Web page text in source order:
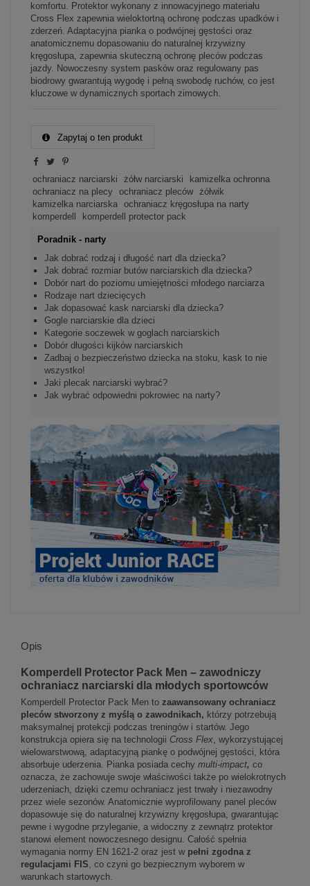
komfortu. Protektor wykonany z innowacyjnego materiału
Cross Flex zapewnia wieloktortną ochronę podczas upadków i
zderzeń. Adaptacyjna pianka o podwójnej gęstości oraz
anatomicznemu dopasowaniu do naturalnej krzywizny
kręgosłupa, zapewnia skuteczną ochronę pleców podczas
jazdy. Nowoczesny system pasków oraz regulowany pas
biodrowy gwarantują wygodę i pełną swobodę ruchów, co jest
kluczowe w dynamicznych sportach zimowych.
Zapytaj o ten produkt
ochraniacz narciarski żółw narciarski
kamizelka ochronna
ochraniacz na plecy
ochraniacz pleców
żółwik
kamizelka narciarska
ochraniacz kręgosłupa na narty
komperdell
komperdell protector pack
Poradnik - narty
Jak dobrać rodzaj i długość nart dla dziecka?
Jak dobrać rozmiar butów narciarskich dla dziecka?
Dobór nart do poziomu umiejętności młodego narciarza
Rodzaje nart dziecięcych
Jak dopasować kask narciarski dla dziecka?
Gogle narciarskie dla dzieci
Kategorie soczewek w goglach narciarskich
Dobór długości kijków narciarskich
Zadbaj o bezpieczeństwo dziecka na stoku, kask to nie
wszystko!
Jaki plecak narciarski wybrać?
Jak wybrać odpowiedni pokrowiec na narty?
Opis
Komperdell Protector Pack Men – zawodniczy
ochraniacz narciarski dla młodych sportowców
Komperdell Protector Pack Men to zaawansowany ochraniacz
pleców stworzony z myślą o zawodnikach, którzy potrzebują
maksymalnej protekcji podczas treningów i startów. Jego
konstrukcja opiera się na technologii Cross Flex, wykorzystującej
wielowarstwową, adaptacyjną piankę o podwójnej gęstości, która
absorbuje uderzenia. Pianka posiada cechy multi-impact, co
oznacza, że zachowuje swoje właściwości także po wielokrotnych
uderzeniach, dzięki czemu ochraniacz jest trwały i niezawodny
przez wiele sezonów. Anatomicznie wyprofilowany panel pleców
dopasowuje się do naturalnej krzywizny kręgosłupa, gwarantując
pewne i wygodne przyleganie, a widoczny z zewnątrz protektor
stanowi element nowoczesnego designu. Całość spełnia
wymagania normy EN 1621-2 oraz jest wpełni zgodna z
regulacjami FIS, co czyni go bezpiecznym wyborem w
warunkach startowych.